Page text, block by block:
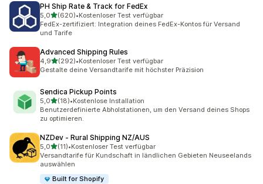
PH Ship Rate & Track for FedEx
5,0von 5 Sternen
(620)
620 Rezensionen insgesamt
•Kostenloser Test verfügbar
FedEx-zertifiziert: Integration deines FedEx-Kontos für Versand
und Tarife
Advanced Shipping Rules
4,9von 5 Sternen
(292)
292 Rezensionen insgesamt
•Kostenloser Test verfügbar
Gestalte deine Versandtarife mit höchster Präzision
Sendica Pickup Points
5,0von 5 Sternen
(18)
18 Rezensionen insgesamt
•Kostenlose Installation
Benutzerdefinierte Abholstationen, um den Versand deines Shops
zu optimieren.
NZDev ‑ Rural Shipping NZ/AUS
5,0von 5 Sternen
(11)
11 Rezensionen insgesamt
•Kostenloser Test verfügbar
Versandtarife für Kundschaft in ländlichen Gebieten Neuseelands
auswählen
Built for Shopify